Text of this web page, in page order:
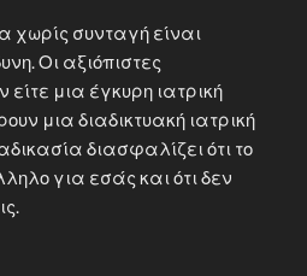
χωρίς συνταγή είναι
Οι αξιόπιστες
μια έγκυρη ιατρική
μια διαδικτυακή ιατρική
διασφαλίζει ότι το
για εσάς και ότι δεν